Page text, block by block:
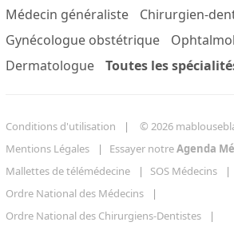
Médecin généraliste
Chirurgien-
Gynécologue obstétrique
Dermatologue
Toutes les
Conditions d'utilisation
© 2026
Mentions Légales
Essayer notreAgenda
Mallettes de télémédecine
SOS Médecins
Ordre National des Médecins
Ordre National des Chirurgiens-Dentistes